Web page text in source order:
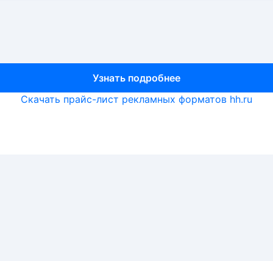
Узнать подробнее
Узнать подробнее
Скачать прайс-лист рекламных форматов hh.ru